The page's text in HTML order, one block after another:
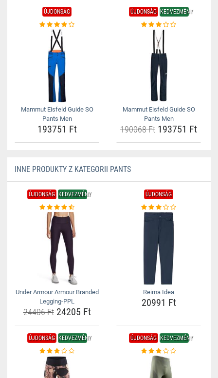
ÚJDONSÁG
Mammut Eisfeld Guide SO
Pants Men
193751 Ft
ÚJDONSÁG KEDVEZMÉNY
Mammut Eisfeld Guide SO
Pants Men
190068 Ft 193751 Ft
INNE PRODUKTY Z KATEGORII PANTS
ÚJDONSÁG KEDVEZMÉNY
Under Armour Armour Branded
Legging-PPL
24406 Ft24205 Ft
ÚJDONSÁG
Reima Idea
20991 Ft
ÚJDONSÁG KEDVEZMÉNY ÚJDONSÁG KEDVEZMÉNY